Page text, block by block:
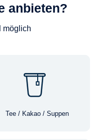
anbieten?
möglich
Tee / Kakao / Suppen